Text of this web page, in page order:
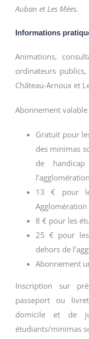
Auban et Les Mées.
Informations
Animations,
ordinateurs
Château-Arnoux et
Abonnement valable
Gratuit pour
des minimas
de
13 € pour
Agglomération
8 € pour les
25 € pour
dehors de
Abonnement
Inscription sur
passeport ou
domicile et de
étudiants/minimas